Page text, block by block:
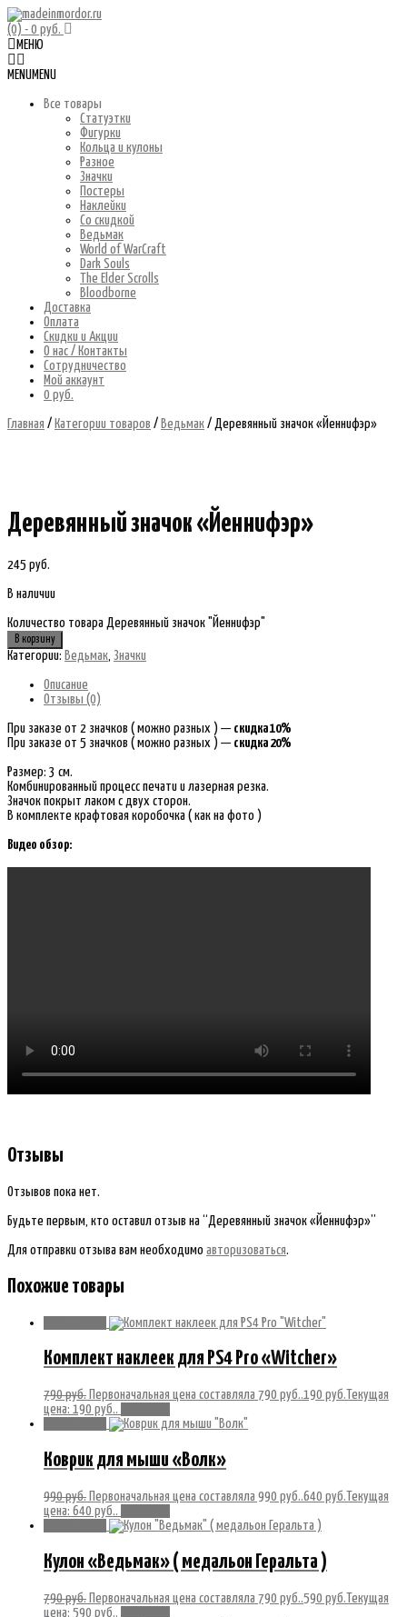
(0) - 0 руб.
МЕНЮ
MENU MENU
Все товары
Статуэтки
Фигурки
Кольца и кулоны
Разное
Значки
Постеры
Наклейки
Со скидкой
Ведьмак
World of WarCraft
Dark Souls
The Elder Scrolls
Bloodborne
Доставка
Оплата
Скидки и Акции
О нас / Контакты
Сотрудничество
Мой аккаунт
0 руб.
Главная / Категории товаров / Ведьмак / Деревянный значок «Йеннифэр»
Деревянный значок «Йеннифэр»
245 руб.
В наличии
Количество товара Деревянный значок "Йеннифэр"
В корзину
Категории: Ведьмак Значки
Описание
Отзывы (0)
При заказе от 2 значков ( можно разных ) — скидка 10%
При заказе от 5 значков ( можно разных ) — скидка 20%
Размер: 3 см.
Комбинированный процесс печати и лазерная резка.
Значок покрыт лаком с двух сторон.
В комплекте крафтовая коробочка ( как на фото )
Видео обзор:
Отзывы
Отзывов пока нет.
Будьте первым, кто оставил отзыв на “Деревянный значок «Йеннифэр»”
Для отправки отзыва вам необходимо авторизоваться.
Похожие товары
Комплект наклеек для PS4 Pro «Witcher»
790руб. Первоначальная цена составляла 790 руб..190 руб. Текущая
цена: 190 руб..
Коврик для мыши «Волк»
990руб. Первоначальная цена составляла 990 руб..640 руб. Текущая
цена: 640 руб..
Кулон «Ведьмак» ( медальон Геральта )
790руб. Первоначальная цена составляла 790 руб..590 руб. Текущая
цена: 590 руб..